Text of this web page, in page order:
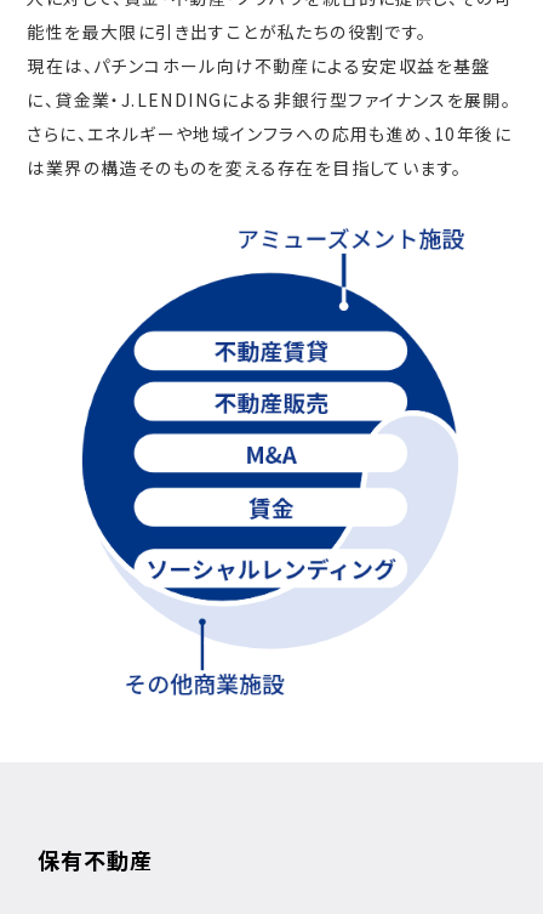
能性を最大限に引き出すことが私たちの役割です。
現在は、パチンコホール向け不動産による安定収益を基盤
に、貸金業・J.LENDINGによる非銀行型ファイナンスを展開。
さらに、エネルギーや地域インフラへの応用も進め、10年後に
は業界の構造そのものを変える存在を目指しています。
保有不動産